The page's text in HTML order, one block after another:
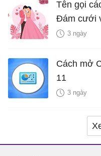
Tên gọi
Đám cưới
là bao
3 ngày
Cách mở
11
3 ngày